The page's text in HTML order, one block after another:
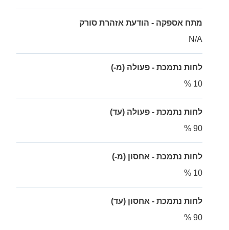
מתח אספקה - הודעת אזהרת סורק
N/A
לחות נתמכת - פעולה (מ-)
10 %
לחות נתמכת - פעולה (עד)
90 %
לחות נתמכת - אחסון (מ-)
10 %
לחות נתמכת - אחסון (עד)
90 %